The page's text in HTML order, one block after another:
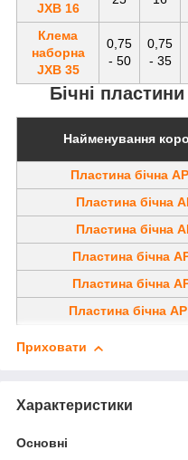
JXB 16
Клема
наборна
JXB 35
0,75
- 50
0,75
- 35
Бічні
Найменування
Пластина бічна
Пластина бічна
Пластина бічна
Пластина бічна
Пластина бічна
Пластина бічна
Приховати
Характеристики
Основні